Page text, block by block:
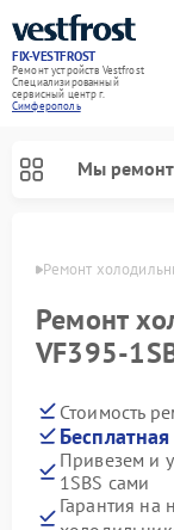
FIX-VESTFROST
Ремонт устройств Vestfrost
Специализированный
cервисный центр г.
Симферополь
Мы
Ремонт
Ремонт
VF395-
Стоимость
Привезем и
1SBS сами
Гарантия на